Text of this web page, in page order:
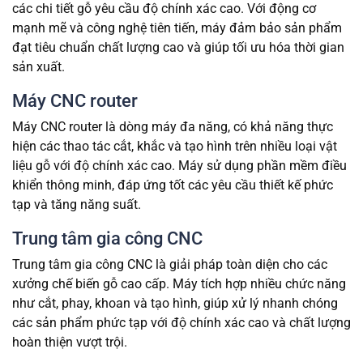
các chi tiết gỗ yêu cầu độ chính xác cao. Với động cơ
mạnh mẽ và công nghệ tiên tiến, máy đảm bảo sản phẩm
đạt tiêu chuẩn chất lượng cao và giúp tối ưu hóa thời gian
sản xuất.
Máy CNC router
Máy CNC router là dòng máy đa năng, có khả năng thực
hiện các thao tác cắt, khắc và tạo hình trên nhiều loại vật
liệu gỗ với độ chính xác cao. Máy sử dụng phần mềm điều
khiển thông minh, đáp ứng tốt các yêu cầu thiết kế phức
tạp và tăng năng suất.
Trung tâm gia công CNC
Trung tâm gia công CNC là giải pháp toàn diện cho các
xưởng chế biến gỗ cao cấp. Máy tích hợp nhiều chức năng
như cắt, phay, khoan và tạo hình, giúp xử lý nhanh chóng
các sản phẩm phức tạp với độ chính xác cao và chất lượng
hoàn thiện vượt trội.